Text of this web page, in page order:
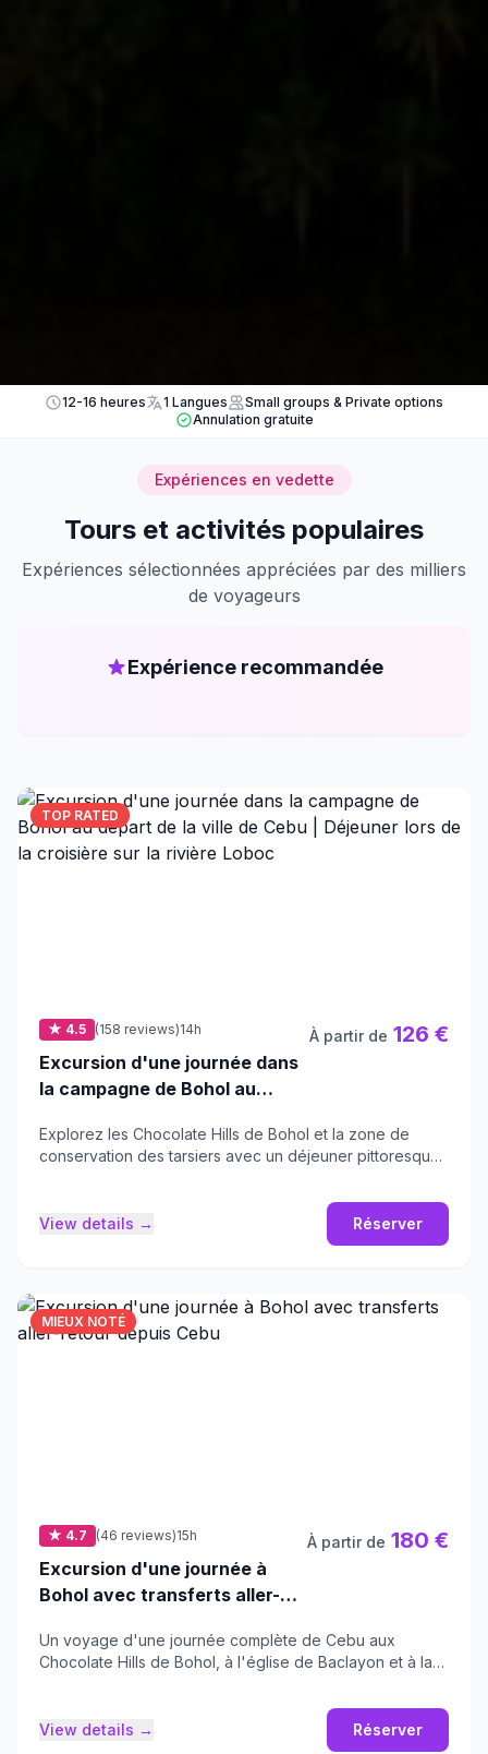
12-16 heures 1 Langues
Small groups & Private options
Annulation gratuite
Expériences en vedette
Tours et activités populaires
Expériences sélectionnées appréciées par des milliers
de voyageurs
Expérience recommandée
TOP RATED
★ 4.5 (158 reviews)14h
Excursion d'une journée dans
la campagne de Bohol au
Déjeuner lors de la croisière
sur la rivière Loboc
À partir de 126 €
Explorez les Chocolate Hills de Bohol et la zone de
conservation des tarsiers avec un déjeuner pittoresque
View details → Réserver
MIEUX NOTÉ
★ 4.7 (46 reviews)15h
Excursion d'une journée à
Bohol avec transferts aller-
À partir de 180 €
Un voyage d'une journée complète de Cebu aux
Chocolate Hills de Bohol, à l'église de Baclayon et à la
View details → Réserver